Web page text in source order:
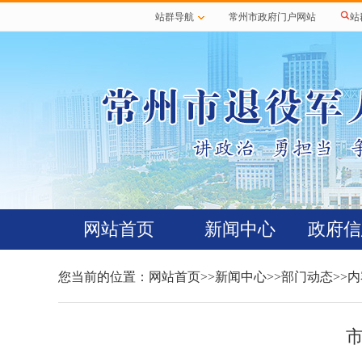
站群导航 常州市政府门户网站 站
网站首页 新闻中心 政府
您当前的位置： 网站首页>>新闻中心>>部门动态>>